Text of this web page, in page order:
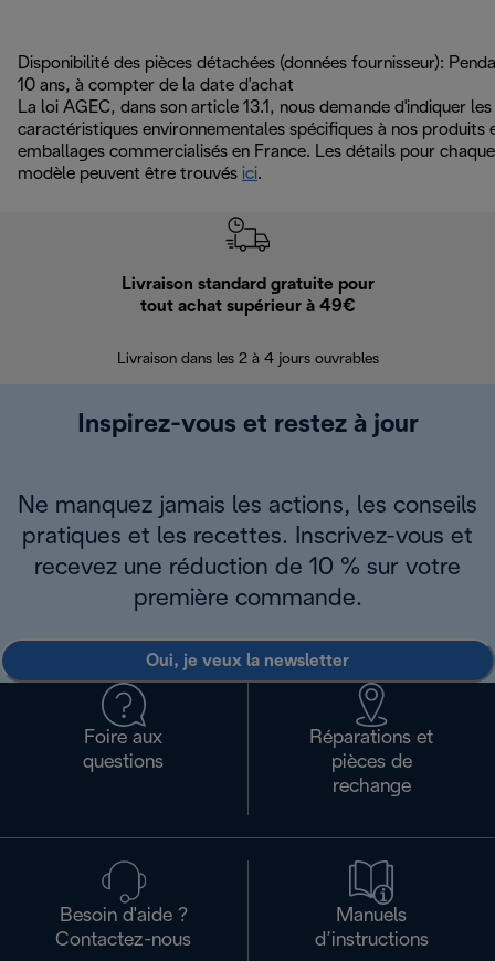
Disponibilité des pièces détachées (données fournisseur):
10 ans, à compter de la date d'achat
La loi AGEC, dans son article 13.1, nous demande d'indiquer les
caractéristiques environnementales spécifiques à nos produits
emballages commercialisés en France. Les détails pour chaque
modèle peuvent être trouvés ici.
Livraison standard gratuite pour
tout achat supérieur à 49€
Livraison dans les 2 à 4 jours ouvrables
Inspirez-vous et restez à jour
Ne manquez jamais les actions, les conseils
pratiques et les recettes. Inscrivez-vous et
recevez une réduction de 10 % sur votre
première commande.
Oui, je veux la newsletter
Foire aux
questions
Réparations et
pièces de
rechange
Besoin d'aide ?
Contactez-nous
Manuels
d’instructions